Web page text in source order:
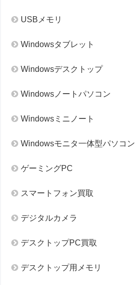
USBメモリ
Windowsタブレット
Windowsデスクトップ
Windowsノートパソコン
Windowsミニノート
Windowsモニタ一体型パソコン
ゲーミングPC
スマートフォン買取
デジタルカメラ
デスクトップPC買取
デスクトップ用メモリ